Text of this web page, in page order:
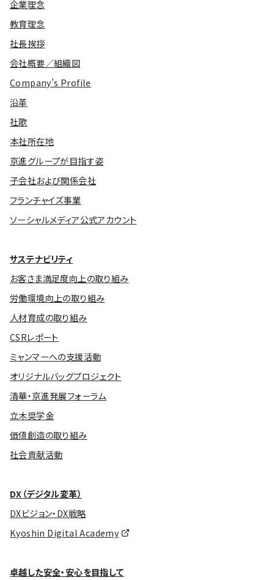
企業理念
教育理念
社長挨拶
会社概要／組織図
Company’s Profile
沿革
社歌
本社所在地
京進グループが目指す姿
子会社および関係会社
フランチャイズ事業
ソーシャルメディア公式アカウント
サステナビリティ
お客さま満足度向上の取り組み
労働環境向上の取り組み
人材育成の取り組み
CSRレポート
ミャンマーへの支援活動
オリジナルバッグプロジェクト
清華・京進発展フォーラム
立木奨学金
価値創造の取り組み
社会貢献活動
DX（デジタル変革）
DXビジョン・DX戦略
Kyoshin Digital Academy
卓越した安全・安心を目指して